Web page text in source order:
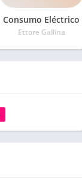
Consumo Eléctrico
Ettore Gallina